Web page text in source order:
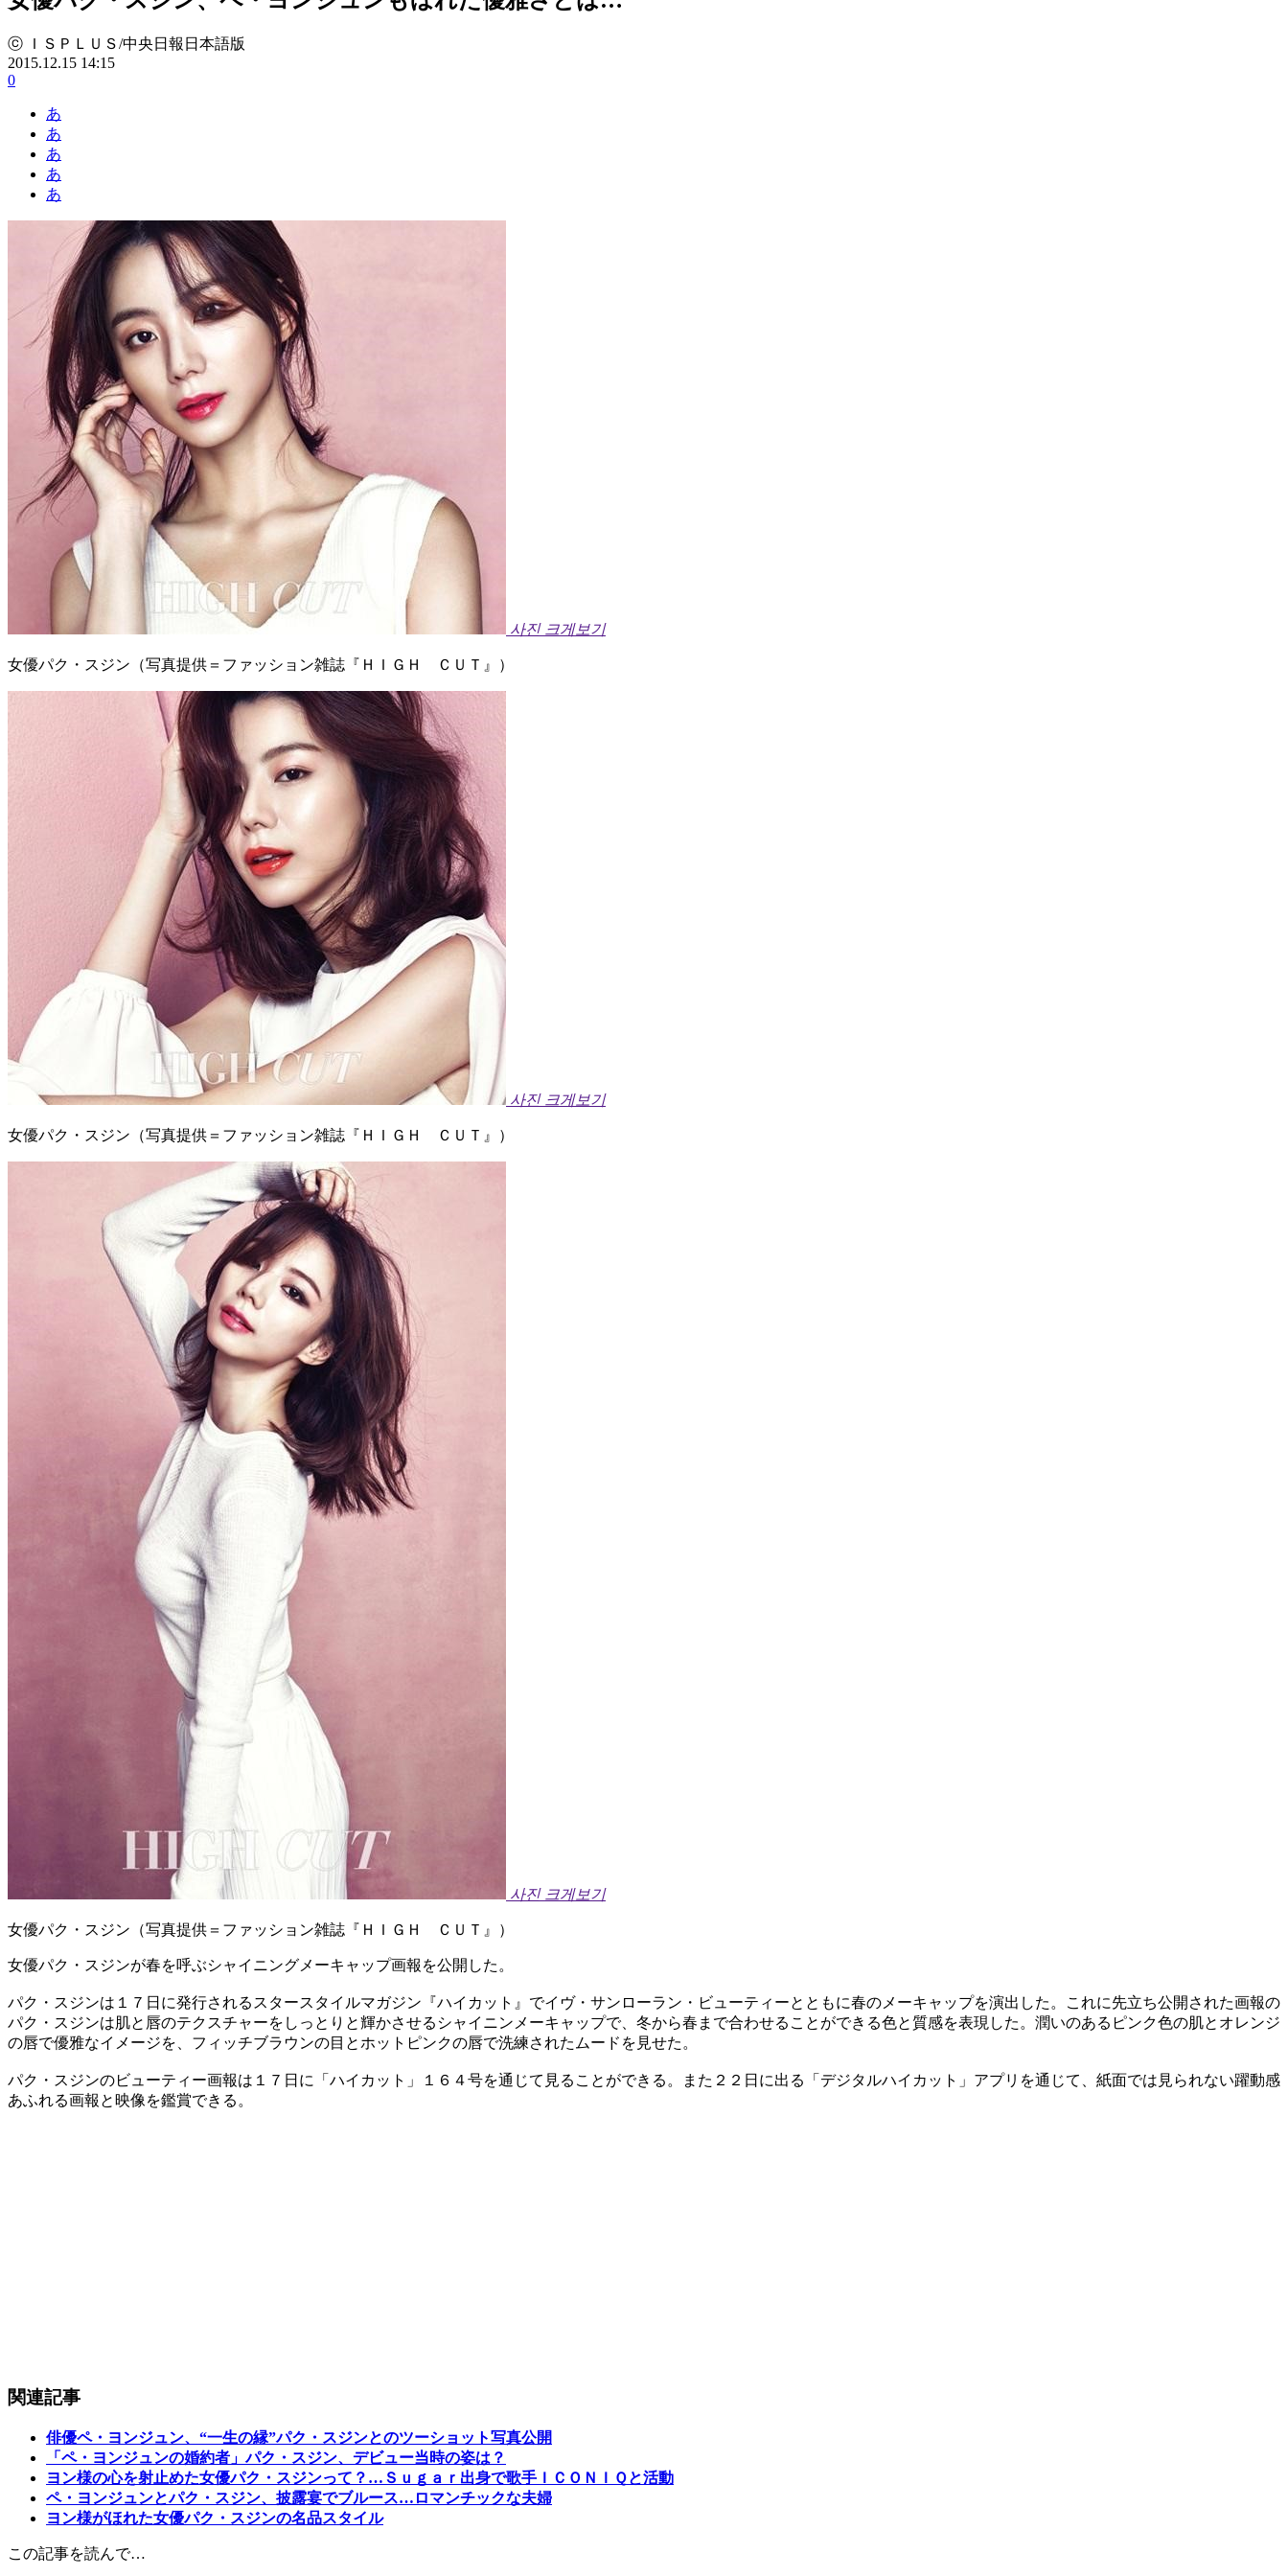
ⓒ ＩＳＰＬＵＳ/中央日報日本語版
2015.12.15 14:15
0
あ
あ
あ
あ
あ
사진 크게보기
女優パク・スジン（写真提供＝ファッション雑誌『ＨＩＧＨ ＣＵＴ』）
사진 크게보기
女優パク・スジン（写真提供＝ファッション雑誌『ＨＩＧＨ ＣＵＴ』）
사진 크게보기
女優パク・スジン（写真提供＝ファッション雑誌『ＨＩＧＨ ＣＵＴ』）
女優パク・スジンが春を呼ぶシャイニングメーキャップ画報を公開した。
パク・スジンは１７日に発行されるスタースタイルマガジン『ハイカット』でイヴ・サンローラン・ビューティーとともに春のメーキャップを演出した。これに先立ち公開された画報の
パク・スジンは肌と唇のテクスチャーをしっとりと輝かさせるシャイニンメーキャップで、冬から春まで合わせることができる色と質感を表現した。潤いのあるピンク色の肌とオレンジ
の唇で優雅なイメージを、フィッチブラウンの目とホットピンクの唇で洗練されたムードを見せた。
パク・スジンのビューティー画報は１７日に「ハイカット」１６４号を通じて見ることができる。また２２日に出る「デジタルハイカット」アプリを通じて、紙面では見られない躍動感
あふれる画報と映像を鑑賞できる。
関連記事
俳優ペ・ヨンジュン、“一生の縁”パク・スジンとのツーショット写真公開
「ペ・ヨンジュンの婚約者」パク・スジン、デビュー当時の姿は？
ヨン様の心を射止めた女優パク・スジンって？…Ｓｕｇａｒ出身で歌手ＩＣＯＮＩＱと活動
ペ・ヨンジュンとパク・スジン、披露宴でブルース…ロマンチックな夫婦
ヨン様がほれた女優パク・スジンの名品スタイル
この記事を読んで…